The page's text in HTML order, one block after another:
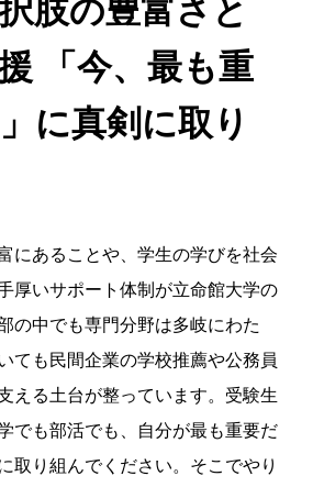
肢の豊富さと
「今、最も重
に真剣に取り
にあることや、学生の学びを社会
厚いサポート体制が立命館大学の
の中でも専門分野は多岐にわた
ても民間企業の学校推薦や公務員
える土台が整っています。受験生
でも部活でも、自分が最も重要だ
取り組んでください。そこでやり